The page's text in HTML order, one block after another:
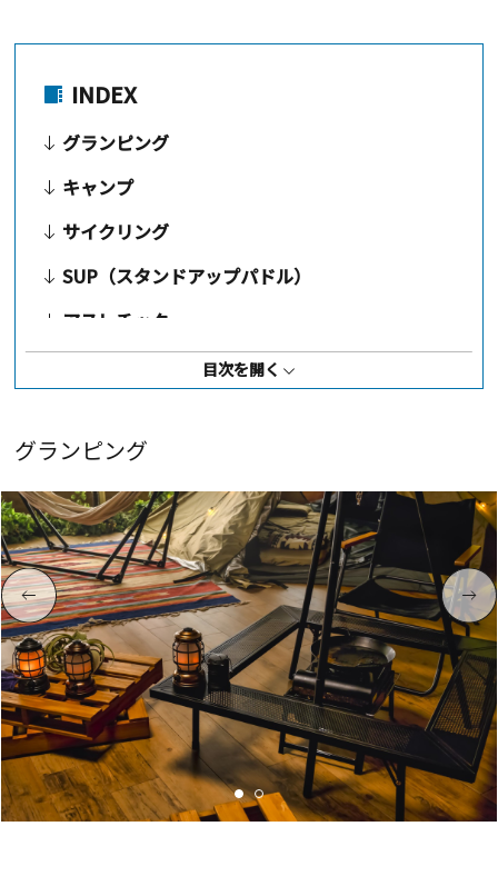
INDEX
グランピング
キャンプ
サイクリング
SUP（スタンドアップパドル）
アスレチック
目次を開く
グランピング